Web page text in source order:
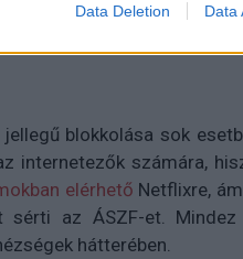
Data Deletion Data
liberalizálni a
blokkolása sok
internetezők számára,
elérhető Netflixre,
sérti az ÁSZF-et.
hátterében.